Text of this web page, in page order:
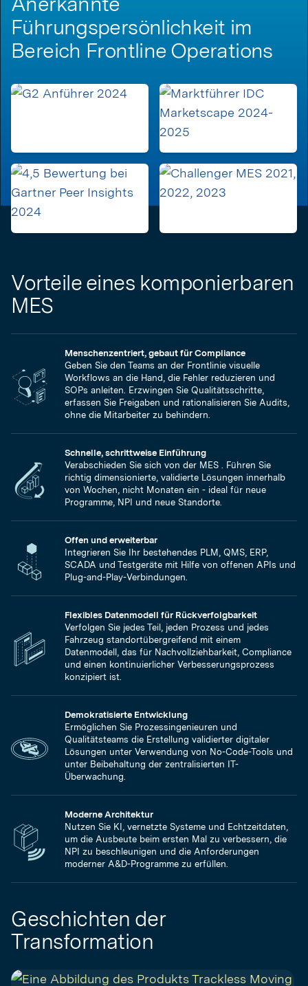
Führungspersönlichkeit im
Bereich Frontline Operations
Vorteile eines komponierbaren
MES
Menschenzentriert, gebaut für Compliance
Geben Sie den Teams an der Frontlinie visuelle
Workflows an die Hand, die Fehler reduzieren und
SOPs anleiten. Erzwingen Sie Qualitätsschritte,
erfassen Sie Freigaben und rationalisieren Sie Audits,
ohne die Mitarbeiter zu behindern.
Schnelle, schrittweise Einführung
Verabschieden Sie sich von der MES . Führen Sie
richtig dimensionierte, validierte Lösungen innerhalb
von Wochen, nicht Monaten ein - ideal für neue
Programme, NPI und neue Standorte.
Offen und erweiterbar
Integrieren Sie Ihr bestehendes PLM, QMS, ERP,
SCADA und Testgeräte mit Hilfe von offenen APIs und
Plug-and-Play-Verbindungen.
Flexibles Datenmodell für Rückverfolgbarkeit
Verfolgen Sie jedes Teil, jeden Prozess und jedes
Fahrzeug standortübergreifend mit einem
Datenmodell, das für Nachvollziehbarkeit, Compliance
und einen kontinuierlicher Verbesserungsprozess
konzipiert ist.
Demokratisierte Entwicklung
Ermöglichen Sie Prozessingenieuren und
Qualitätsteams die Erstellung validierter digitaler
Lösungen unter Verwendung von No-Code-Tools und
unter Beibehaltung der zentralisierten IT-
Überwachung.
Moderne Architektur
Nutzen Sie KI, vernetzte Systeme und Echtzeitdaten,
um die Ausbeute beim ersten Mal zu verbessern, die
NPI zu beschleunigen und die Anforderungen
moderner A&D-Programme zu erfüllen.
Geschichten der
Transformation